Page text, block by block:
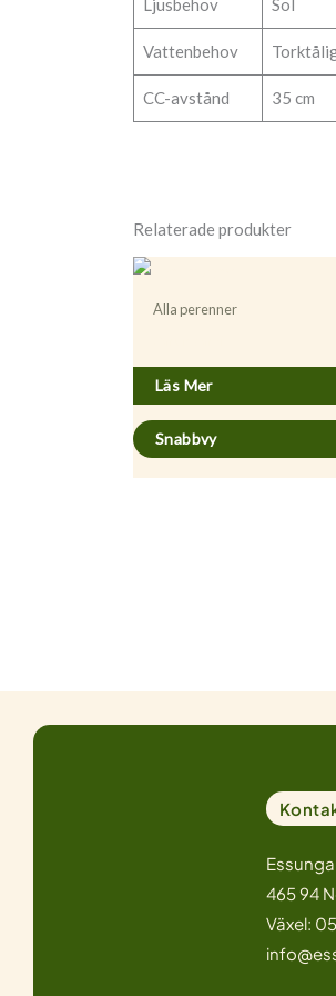
Ljusbehov Sol
Vattenbehov
CC-avstånd 35 cm
Relaterade produkter
Alla perenner
Läs Mer
Snabbvy
465 94
Växel: